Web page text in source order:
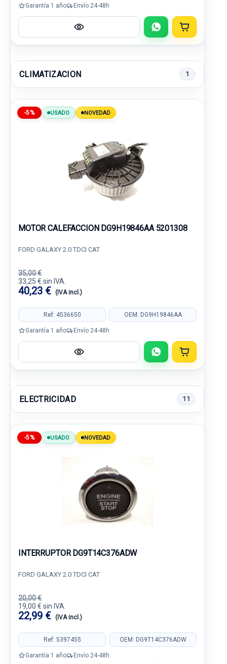
Garantía 1 año Envío 24-48h
CLIMATIZACION 1
-5% USADO NOVEDAD
MOTOR CALEFACCION DG9H19846AA 5201308
FORD GALAXY 2.0 TDCI CAT
35,00 €
33,25 € sin IVA.
40,23 € (IVA incl.)
Ref: 4536650 OEM: DG9H19846AA
Garantía 1 año Envío 24-48h
ELECTRICIDAD 11
-5% USADO NOVEDAD
INTERRUPTOR DG9T14C376ADW
FORD GALAXY 2.0 TDCI CAT
20,00 €
19,00 € sin IVA.
22,99 € (IVA incl.)
Ref: 5397455 OEM: DG9T14C376ADW
Garantía 1 año Envío 24-48h